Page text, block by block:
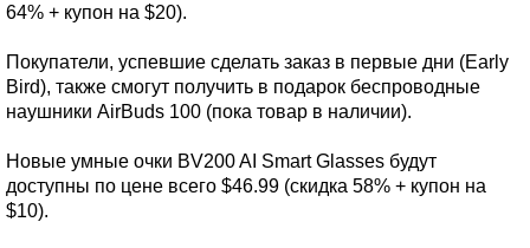
64% + купон на $20).
Покупатели, успевшие сделать заказ в первые дни (Early
Bird), также смогут получить в подарок беспроводные
наушники AirBuds 100 (пока товар в наличии).
Новые умные очки BV200 AI Smart Glasses будут
доступны по цене всего $46.99 (скидка 58% + купон на
$10).